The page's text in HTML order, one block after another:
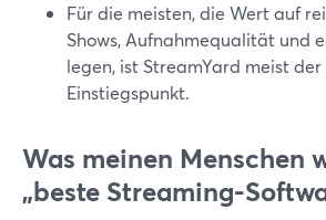
Für die meisten, die Wert auf
Shows, Aufnahmequalität und
legen, ist StreamYard meist
Einstiegspunkt.
Was meinen Menschen
„beste Streaming-